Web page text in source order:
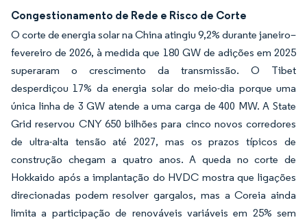
Congestionamento de Rede e Risco de Corte
O corte de energia solar na China atingiu 9,2% durante janeiro–
fevereiro de 2026, à medida que 180 GW de adições em 2025
superaram o crescimento da transmissão. O Tibet
desperdiçou 17% da energia solar do meio-dia porque uma
única linha de 3 GW atende a uma carga de 400 MW. A State
Grid reservou CNY 650 bilhões para cinco novos corredores
de ultra-alta tensão até 2027, mas os prazos típicos de
construção chegam a quatro anos. A queda no corte de
Hokkaido após a implantação do HVDC mostra que ligações
direcionadas podem resolver gargalos, mas a Coreia ainda
limita a participação de renováveis variáveis em 25% sem